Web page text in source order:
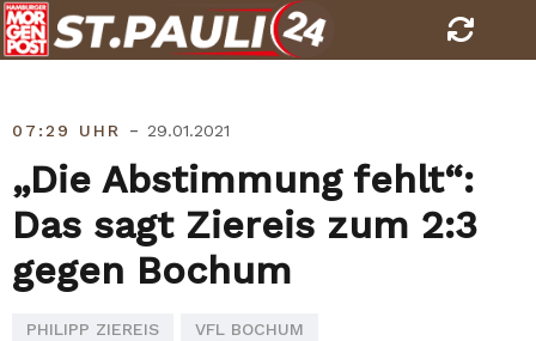
Skip
to
07:29 UHR - 29.01.2021
„Die Abstimmung fehlt“:
Das sagt Ziereis zum 2:3
gegen Bochum
PHILIPP ZIEREIS VFL BOCHUM